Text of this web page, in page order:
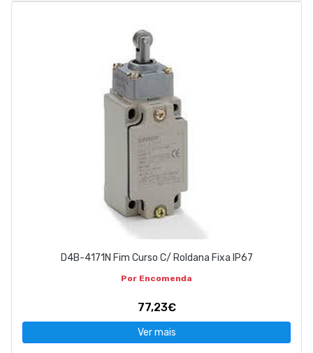
D4B-4171N Fim Curso C/ Roldana Fixa IP67
Por Encomenda
77,23€
Ver mais